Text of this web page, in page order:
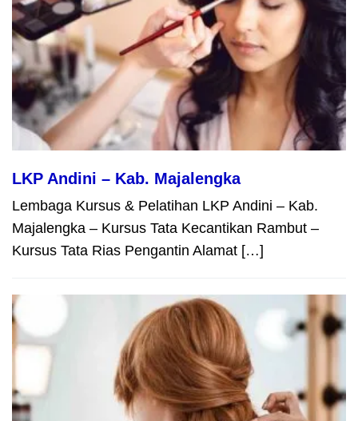
LKP Andini – Kab. Majalengka
Lembaga Kursus & Pelatihan LKP Andini – Kab.
Majalengka – Kursus Tata Kecantikan Rambut –
Kursus Tata Rias Pengantin Alamat […]